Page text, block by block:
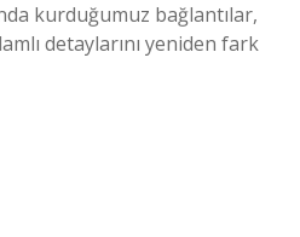
kurduğumuz bağlantılar,
detaylarını yeniden fark